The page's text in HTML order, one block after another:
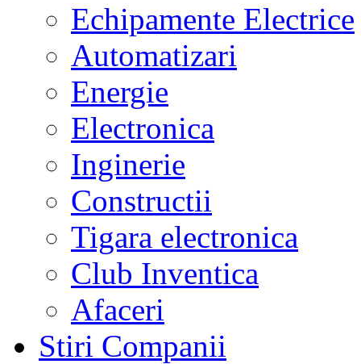
Echipamente Electrice
Automatizari
Energie
Electronica
Inginerie
Constructii
Tigara electronica
Club Inventica
Afaceri
Stiri Companii